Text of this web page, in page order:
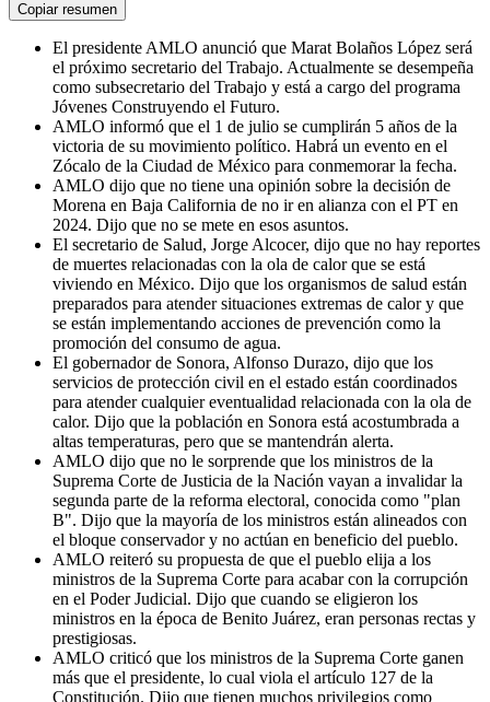
Copiar resumen
El presidente AMLO anunció que Marat Bolaños López será
el próximo secretario del Trabajo. Actualmente se desempeña
como subsecretario del Trabajo y está a cargo del programa
Jóvenes Construyendo el Futuro.
AMLO informó que el 1 de julio se cumplirán 5 años de la
victoria de su movimiento político. Habrá un evento en el
Zócalo de la Ciudad de México para conmemorar la fecha.
AMLO dijo que no tiene una opinión sobre la decisión de
Morena en Baja California de no ir en alianza con el PT en
2024. Dijo que no se mete en esos asuntos.
El secretario de Salud, Jorge Alcocer, dijo que no hay reportes
de muertes relacionadas con la ola de calor que se está
viviendo en México. Dijo que los organismos de salud están
preparados para atender situaciones extremas de calor y que
se están implementando acciones de prevención como la
promoción del consumo de agua.
El gobernador de Sonora, Alfonso Durazo, dijo que los
servicios de protección civil en el estado están coordinados
para atender cualquier eventualidad relacionada con la ola de
calor. Dijo que la población en Sonora está acostumbrada a
altas temperaturas, pero que se mantendrán alerta.
AMLO dijo que no le sorprende que los ministros de la
Suprema Corte de Justicia de la Nación vayan a invalidar la
segunda parte de la reforma electoral, conocida como "plan
B". Dijo que la mayoría de los ministros están alineados con
el bloque conservador y no actúan en beneficio del pueblo.
AMLO reiteró su propuesta de que el pueblo elija a los
ministros de la Suprema Corte para acabar con la corrupción
en el Poder Judicial. Dijo que cuando se eligieron los
ministros en la época de Benito Juárez, eran personas rectas y
prestigiosas.
AMLO criticó que los ministros de la Suprema Corte ganen
más que el presidente, lo cual viola el artículo 127 de la
Constitución. Dijo que tienen muchos privilegios como